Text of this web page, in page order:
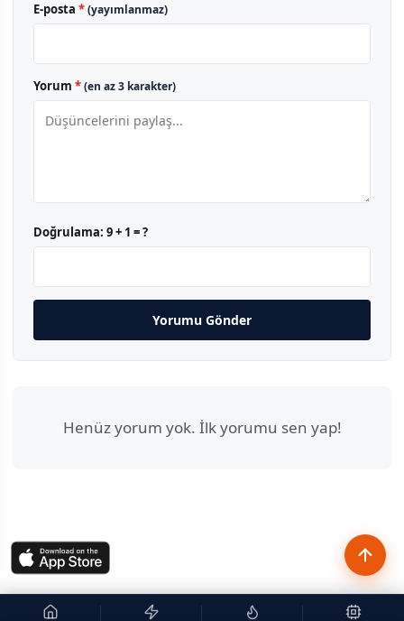
E-posta *(yayımlanmaz)
Yorum *(en az 3 karakter)
Doğrulama: 9 + 1 = ?
Yorumu Gönder
Henüz yorum yok. İlk yorumu sen yap!